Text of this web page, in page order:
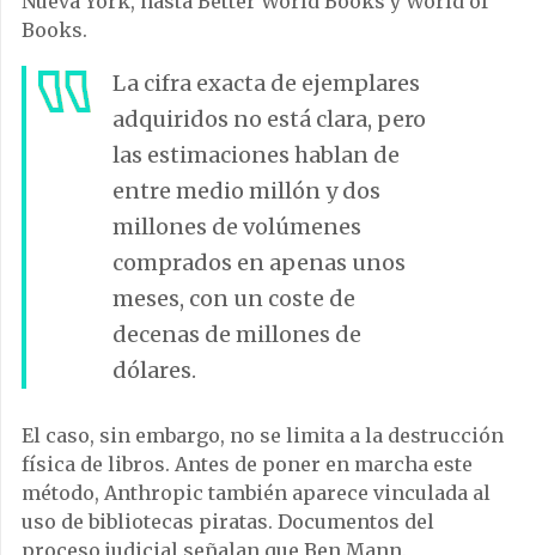
Books.
La cifra exacta de ejemplares
adquiridos no está clara, pero
las estimaciones hablan de
entre medio millón y dos
millones de volúmenes
comprados en apenas unos
meses, con un coste de
decenas de millones de
dólares.
El caso, sin embargo, no se limita a la destrucción
física de libros. Antes de poner en marcha este
método, Anthropic también aparece vinculada al
uso de bibliotecas piratas. Documentos del
proceso judicial señalan que Ben Mann,